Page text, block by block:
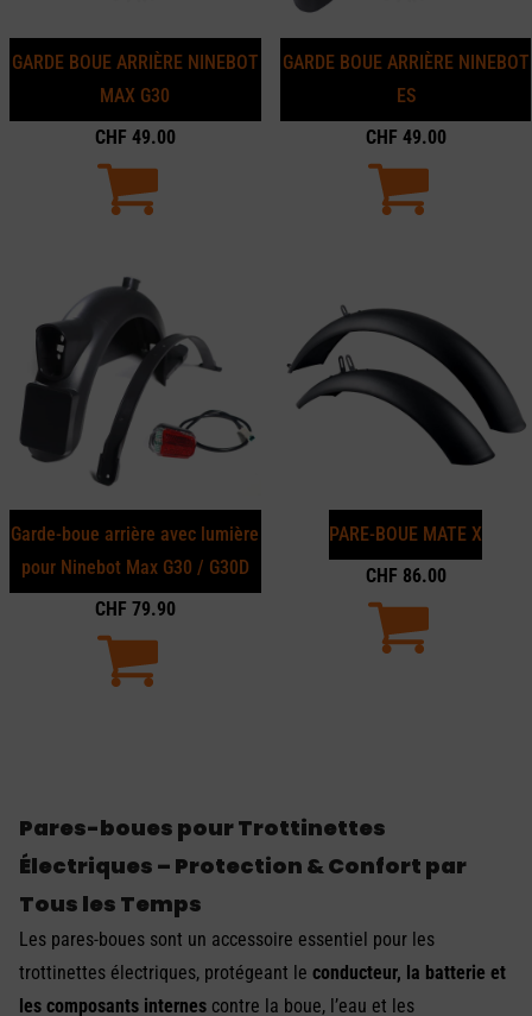
GARDE BOUE ARRIÈRE NINEBOT
MAX G30
CHF 49.00
GARDE BOUE ARRIÈRE NINEBOT
ES
CHF 49.00
Garde-boue arrière avec lumière
pour Ninebot Max G30 / G30D
CHF 79.90
PARE-BOUE MATE X
CHF 86.00
Pares-boues pour Trottinettes
Électriques – Protection & Confort par
Tous les Temps
Les pares-boues sont un accessoire essentiel pour les
trottinettes électriques, protégeant le conducteur, la batterie et
les composants internes contre la boue, l’eau et les